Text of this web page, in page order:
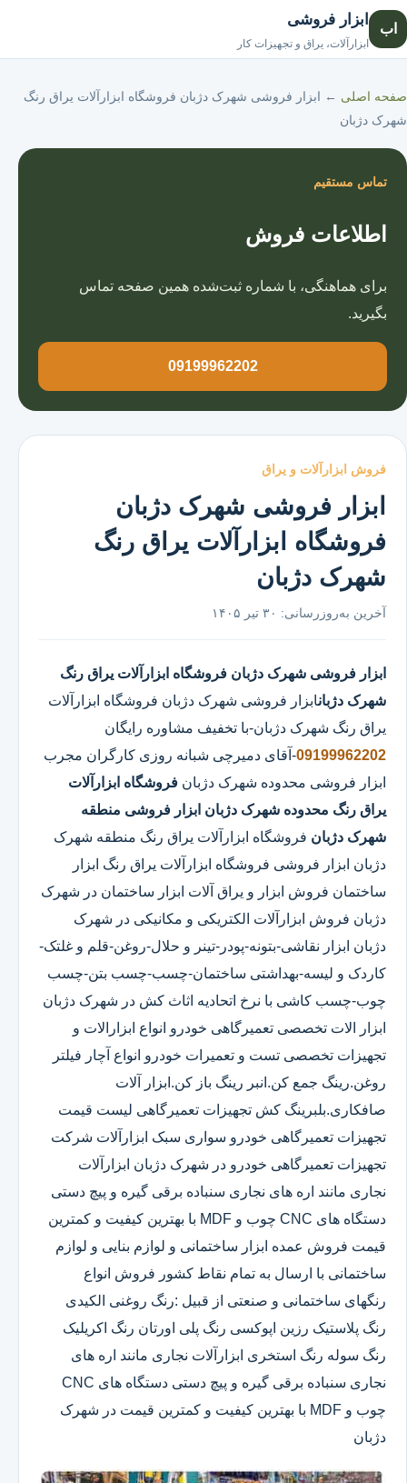
اب
ابزار فروشی
ابزارآلات، یراق و تجهیزات کار
صفحه اصلی ← ابزار فروشی شهرک دژبان فروشگاه ابزارآلات یراق رنگ
شهرک دژبان
فروش ابزارآلات و یراق
ابزار فروشی شهرک دژبان
فروشگاه ابزارآلات یراق رنگ
شهرک دژبان
آخرین به‌روزرسانی: ۳۰ تیر ۱۴۰۵
ابزار فروشی شهرک دژبان فروشگاه ابزارآلات یراق رنگ
شهرک دژبانابزار فروشی شهرک دژبان فروشگاه ابزارآلات
یراق رنگ شهرک دژبان-با تخفیف مشاوره رایگان
09199962202-آقای دمیرچی شبانه روزی کارگران مجرب
ابزار فروشی محدوده شهرک دژبان فروشگاه ابزارآلات
یراق رنگ محدوده شهرک دژبان ابزار فروشی منطقه
شهرک دژبان فروشگاه ابزارآلات یراق رنگ منطقه شهرک
دژبان ابزار فروشی فروشگاه ابزارآلات یراق رنگ ابزار
ساختمان فروش ابزار و یراق آلات ابزار ساختمان در شهرک
دژبان فروش ابزارآلات الکتریکی و مکانیکی در شهرک
دژبان ابزار نقاشی-بتونه-پودر-تینر و حلال-روغن-قلم و غلتک-
کاردک و لیسه-بهداشتی ساختمان-چسب-چسب بتن-چسب
چوب-چسب کاشی با نرخ اتحادیه اثاث کش در شهرک دژبان
ابزار الات تخصصی تعمیرگاهی خودرو انواع ابزارالات و
تجهیزات تخصصی تست و تعمیرات خودرو انواع آچار فیلتر
روغن.رینگ جمع کن.انبر رینگ باز کن.ابزار آلات
صافکاری.بلبرینگ کش تجهیزات تعمیرگاهی لیست قیمت
تجهیزات تعمیرگاهی خودرو سواری سبک ابزارآلات شرکت
تجهیزات تعمیرگاهی خودرو در شهرک دژبان ابزارآلات
نجاری مانند اره های نجاری سنباده برقی گیره و پیچ دستی
دستگاه های CNC چوب و MDF با بهترین کیفیت و کمترین
قیمت فروش عمده ابزار ساختمانی و لوازم بنایی و لوازم
ساختمانی با ارسال به تمام نقاط کشور فروش انواع
رنگهای ساختمانی و صنعتی از قبیل :رنگ روغنی الکیدی
رنگ پلاستیک رزین اپوکسی رنگ پلی اورتان رنگ اکریلیک
رنگ سوله رنگ استخری ابزارآلات نجاری مانند اره های
نجاری سنباده برقی گیره و پیچ دستی دستگاه های CNC
چوب و MDF با بهترین کیفیت و کمترین قیمت در شهرک
دژبان
تماس مستقیم
اطلاعات فروش
برای هماهنگی، با شماره ثبت‌شده همین صفحه تماس
بگیرید.
09199962202